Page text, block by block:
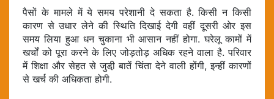
पैसों के मामले में ये समय परेशानी दे सकता है. किसी न किसी
कारण से उधार लेने की स्थिति दिखाई देगी वहीं दूसरी ओर इस
समय लिया हुआ धन चुकाना भी आसान नहीं होगा. घरेलू कामों में
खर्चों को पूरा करने के लिए जोड़तोड़ अधिक रहने वाला है. परिवार
में शिक्षा और सेहत से जुडी़ बातें चिंता देने वाली होंगी, इन्हीं कारणों
से खर्च की अधिकता होगी.